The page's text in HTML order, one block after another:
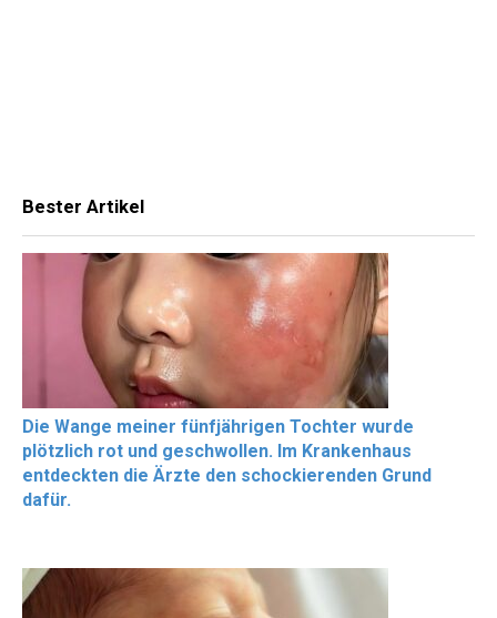
Bester Artikel
Die Wange meiner fünfjährigen Tochter wurde
plötzlich rot und geschwollen. Im Krankenhaus
entdeckten die Ärzte den schockierenden Grund
dafür.